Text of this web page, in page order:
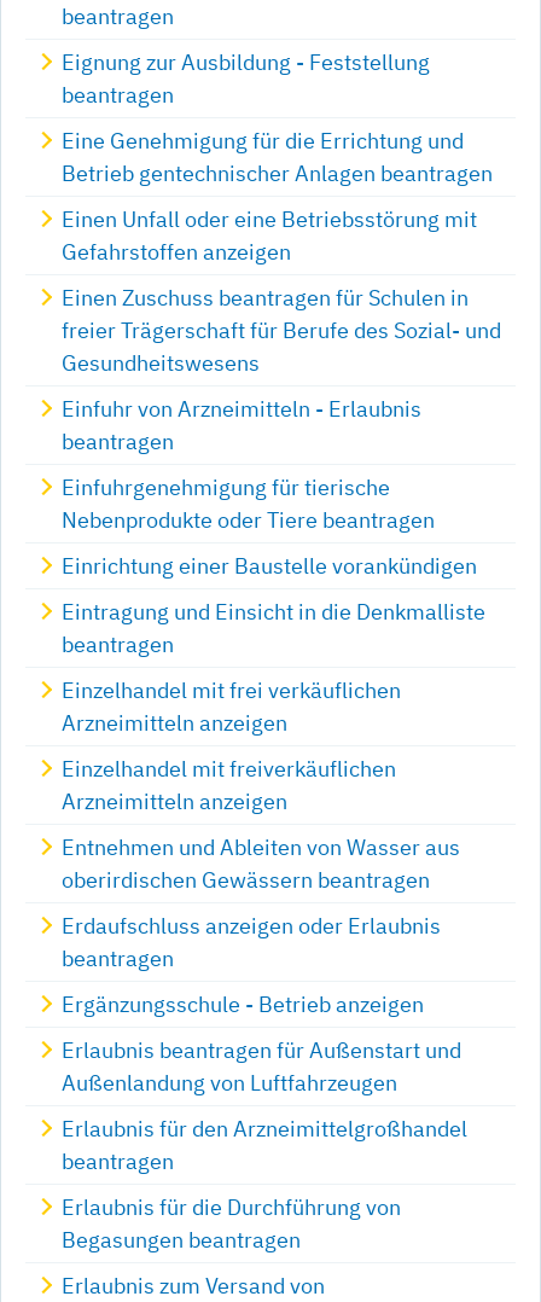
beantragen
Eignung zur Ausbildung - Feststellung
beantragen
Eine Genehmigung für die Errichtung und
Betrieb gentechnischer Anlagen beantragen
Einen Unfall oder eine Betriebsstörung mit
Gefahrstoffen anzeigen
Einen Zuschuss beantragen für Schulen in
freier Trägerschaft für Berufe des Sozial- und
Gesundheitswesens
Einfuhr von Arzneimitteln - Erlaubnis
beantragen
Einfuhrgenehmigung für tierische
Nebenprodukte oder Tiere beantragen
Einrichtung einer Baustelle vorankündigen
Eintragung und Einsicht in die Denkmalliste
beantragen
Einzelhandel mit frei verkäuflichen
Arzneimitteln anzeigen
Einzelhandel mit freiverkäuflichen
Arzneimitteln anzeigen
Entnehmen und Ableiten von Wasser aus
oberirdischen Gewässern beantragen
Erdaufschluss anzeigen oder Erlaubnis
beantragen
Ergänzungsschule - Betrieb anzeigen
Erlaubnis beantragen für Außenstart und
Außenlandung von Luftfahrzeugen
Erlaubnis für den Arzneimittelgroßhandel
beantragen
Erlaubnis für die Durchführung von
Begasungen beantragen
Erlaubnis zum Versand von